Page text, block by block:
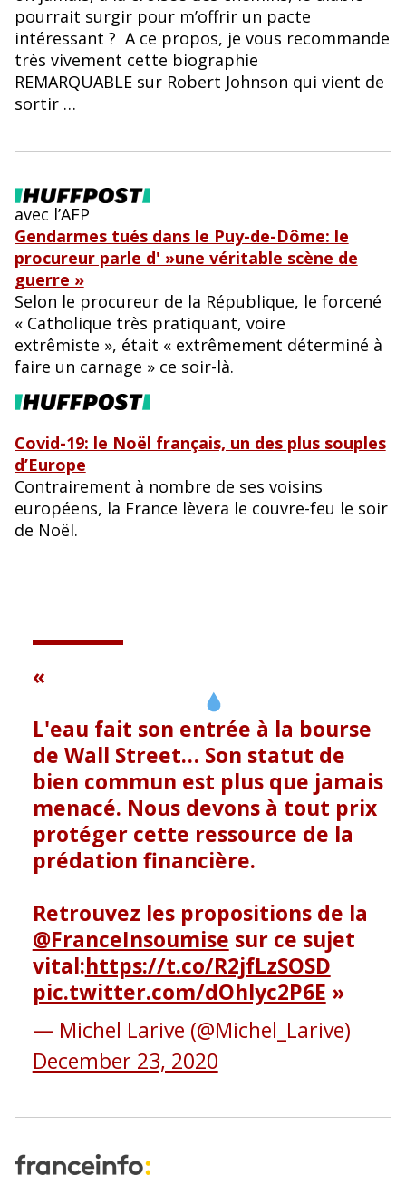
pourrait surgir pour m’offrir un pacte
intéressant ? A ce propos, je vous recommande
très vivement cette biographie
REMARQUABLE sur Robert Johnson qui vient de
sortir …
avec l’AFP
Gendarmes tués dans le Puy-de-Dôme: le
procureur parle d' »une véritable scène de
guerre »
Selon le procureur de la République, le forcené
« Catholique très pratiquant, voire
extrêmiste », était « extrêmement déterminé à
faire un carnage » ce soir-là.
Covid-19: le Noël français, un des plus souples
d’Europe
Contrairement à nombre de ses voisins
européens, la France lèvera le couvre-feu le soir
de Noël.
L'eau fait son entrée à la bourse
de Wall Street… Son statut de
bien commun est plus que jamais
menacé. Nous devons à tout prix
protéger cette ressource de la
prédation financière.
Retrouvez les propositions de la
@FranceInsoumise sur ce sujet
vital:https://t.co/R2jfLzSOSD
pic.twitter.com/dOhlyc2P6E
— Michel Larive (@Michel_Larive)
December 23, 2020